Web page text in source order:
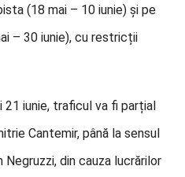
(18 mai – 10 iunie) și pe
– 30 iunie), cu restricții
21 iunie, traficul va fi parțial
Cantemir, până la sensul
din cauza lucrărilor